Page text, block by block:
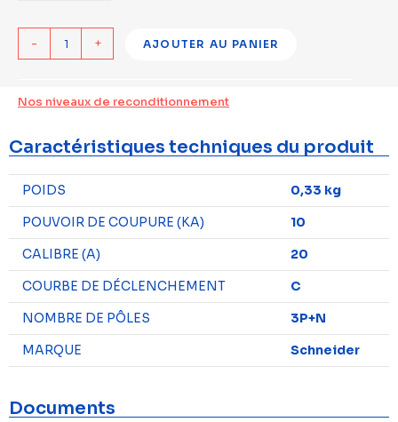
- + AJOUTER AU PANIER
Nos niveaux de reconditionnement
Caractéristiques techniques du produit
POIDS
0,33 kg
POUVOIR DE COUPURE (KA)
10
CALIBRE (A)
20
COURBE DE DÉCLENCHEMENT
C
NOMBRE DE PÔLES
3P+N
MARQUE
Schneider
Documents